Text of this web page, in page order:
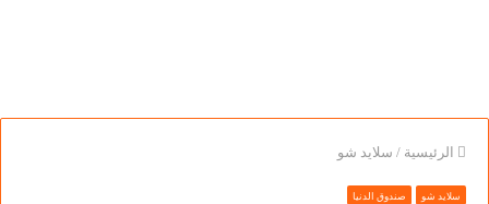
الرئيسية / سلايد شو
سلايد شو صندوق الدنيا